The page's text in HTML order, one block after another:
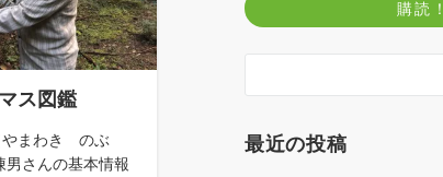
ス図鑑
まわき のぶ
さんの基本情報
最近の投稿